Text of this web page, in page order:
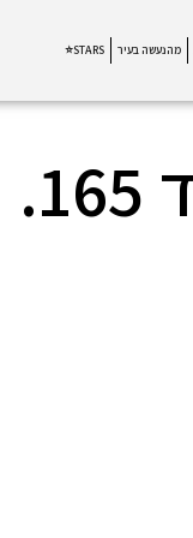
מהנעשה בעיר STARS⭐